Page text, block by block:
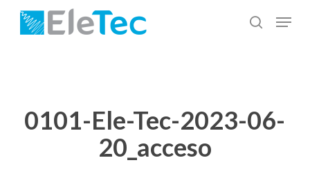
Salta
cerca
Menu
0101-Ele-Tec-2023-06-
20_acceso